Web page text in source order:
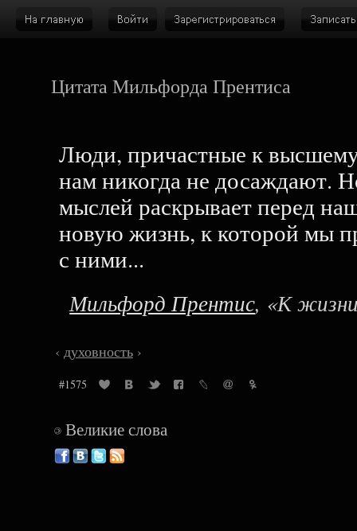
Цитата Мильфорда Прентиса
Люди, причастные к
нам никогда не досаждают.
мыслей раскрывает перед
новую жизнь, к которой мы
с ними...
Мильфорд Прентис, «К
‹ духовность›
#1575
©Великие слова